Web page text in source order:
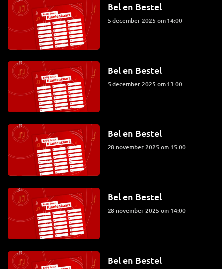
Bel en Bestel
5 december 2025 om 14:00
Bel en Bestel
5 december 2025 om 13:00
Bel en Bestel
28 november 2025 om 15:00
Bel en Bestel
28 november 2025 om 14:00
Bel en Bestel